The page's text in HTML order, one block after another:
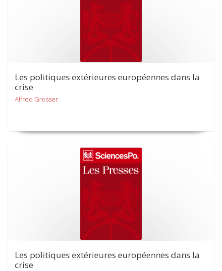
Les politiques extérieures européennes dans la
crise
Alfred Grosser
Les politiques extérieures européennes dans la
crise